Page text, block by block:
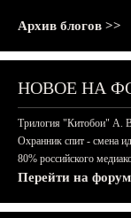
Архив блогов >>
НОВОЕ НА
Трилогия "Китобои" А.
Охранник спит - смена
80% российского
Перейти на